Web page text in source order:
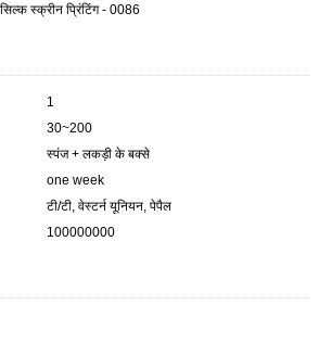
सिल्क स्क्रीन प्रिंटिंग - 0086
1
30~200
स्पंज + लकड़ी के बक्से
one week
टी/टी, वेस्टर्न यूनियन, पेपैल
100000000